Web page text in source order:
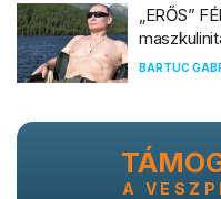
„ERŐS”
BARTUC
A